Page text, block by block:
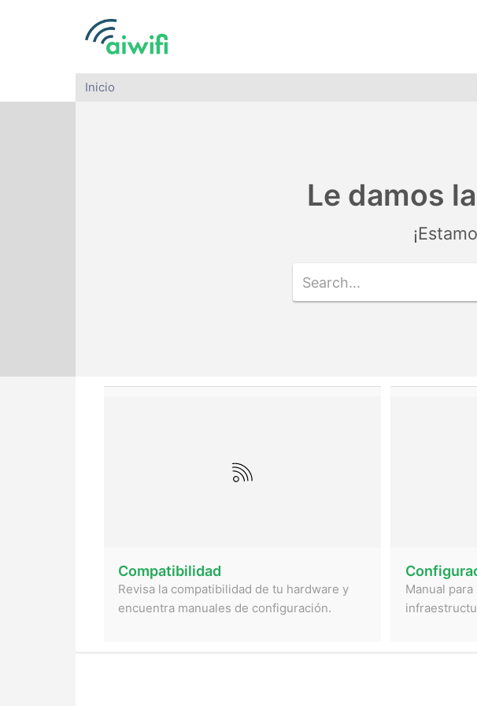
Inicio
Le damos
Compatibilidad
Revisa la compatibilidad de tu hardware y
encuentra manuales de configuración.
Manual